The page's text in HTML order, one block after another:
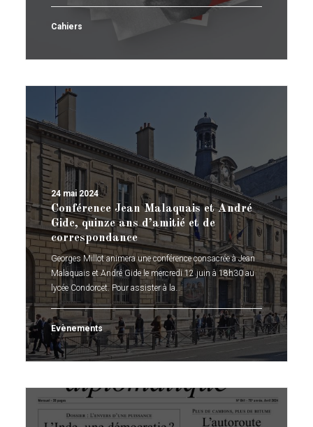
Cahiers
24 mai 2024
Conférence Jean Malaquais et André
Gide, quinze ans d’amitié et de
correspondance
Georges Millot animera une conférence consacrée à Jean
Malaquais et André Gide le mercredi 12 juin à 18h30 au
lycée Condorcet. Pour assister à la…
Evènements